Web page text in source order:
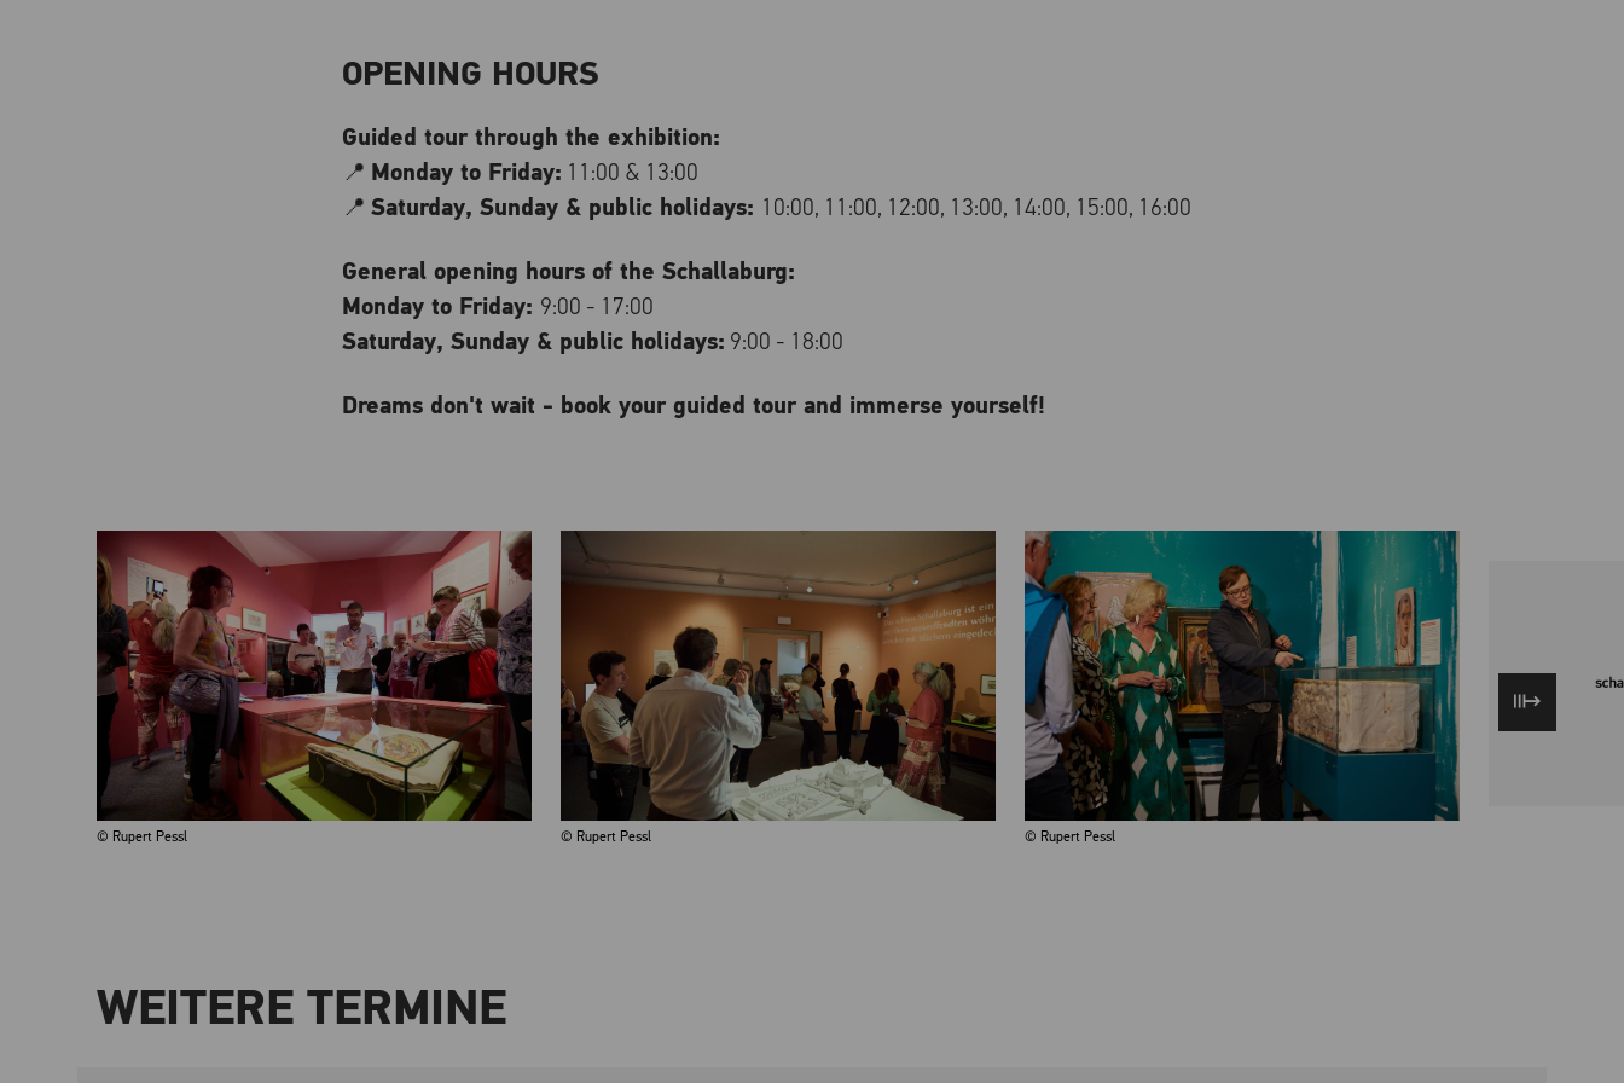
OPENING HOURS
Guided tour through the exhibition:
📍 Monday to Friday: 11:00 & 13:00
📍 Saturday, Sunday & public holidays: 10:00, 11:00, 12:00, 13:00, 14:00, 15:00, 16:00
General opening hours of the Schallaburg:
Monday to Friday: 9:00 - 17:00
Saturday, Sunday & public holidays: 9:00 - 18:00
Dreams don't wait - book your guided tour and immerse yourself!
© Rupert Pessl © Rupert Pessl © Rupert Pessl
WEITERE TERMINE